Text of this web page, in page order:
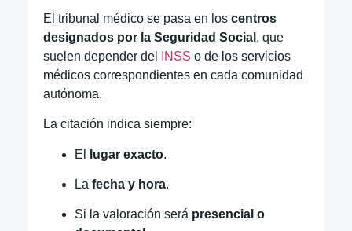
El tribunal médico se pasa en los centros
designados por la Seguridad Social , que
suelen depender del
INSS o de los servicios
médicos correspondientes en cada comunidad
autónoma.
La citación indica siempre:
El lugar exacto.
La fecha y hora.
Si la valoración será presencial o